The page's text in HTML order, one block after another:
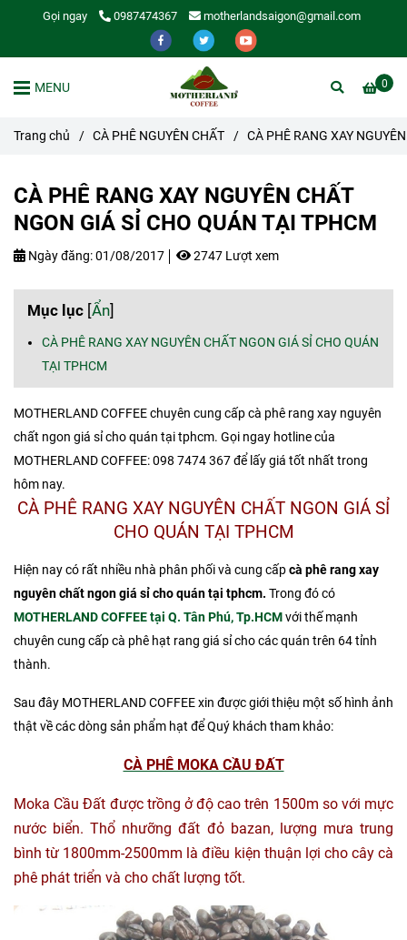
Gọi ngay 0987474367 motherlandsaigon@gmail.com
0
MENU
Trang chủ / CÀ PHÊ NGUYÊN CHẤT / CÀ PHÊ RANG XAY
CÀ PHÊ RANG XAY NGUYÊN CHẤT
NGON GIÁ SỈ CHO QUÁN TẠI TPHCM
Ngày đăng:01/08/2017 2747 Lượt xem
Mục lục [Ẩn]
CÀ PHÊ RANG XAY NGUYÊN CHẤT NGON GIÁ SỈ CHO QUÁN
TẠI TPHCM
MOTHERLAND COFFEE chuyên cung cấp cà phê rang xay nguyên
chất ngon giá sỉ cho quán tại tphcm. Gọi ngay hotline của
MOTHERLAND COFFEE: 098 7474 367 để lấy giá tốt nhất trong
hôm nay.
CÀ PHÊ RANG XAY NGUYÊN CHẤT NGON GIÁ SỈ
CHO QUÁN TẠI TPHCM
Hiện nay có rất nhiều nhà phân phối và cung cấpcà phê rang xay
nguyên chất ngon giá sỉ cho quán tại tphcm. Trong đó có
MOTHERLAND COFFEE tại Q. Tân Phú, Tp.HCMvới thế mạnh
chuyên cung cấp cà phê hạt rang giá sỉ cho các quán trên 64 tỉnh
thành.
Sau đây MOTHERLAND COFFEE xin được giới thiệu một số hình ảnh
thật về các dòng sản phẩm hạt để Quý khách tham khảo:
CÀ PHÊ MOKA CẦU ĐẤT
Moka Cầu Đất được trồng ở độ cao trên 1500m so với mực
nước biển. Thổ nhưỡng đất đỏ bazan, lượng mưa trung
bình từ 1800mm-2500mm là điều kiện thuận lợi cho cây cà
phê phát triển và cho chất lượng tốt.